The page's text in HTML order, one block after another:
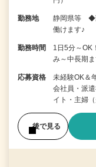
勤務地
静岡県等 ◆
働けます♪
勤務時間
1日5分～OK
み～中長期
応募資格
未経験OK＆
会社員・派
イト・主婦
後で見る